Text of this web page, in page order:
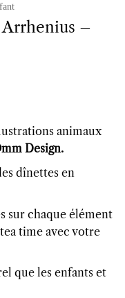
–
animaux
Design.
dînettes en
sur chaque élément
time avec votre
que les enfants et